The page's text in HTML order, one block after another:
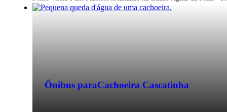
Ônibus paraCachoeira Cascatinha